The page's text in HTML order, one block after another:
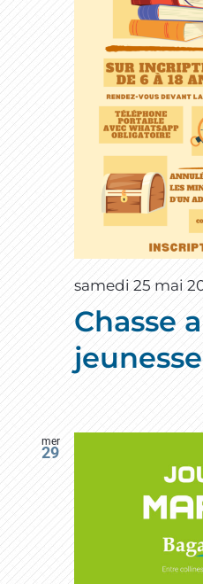
samedi 25 mai
Chasse
jeunesse
mer
29